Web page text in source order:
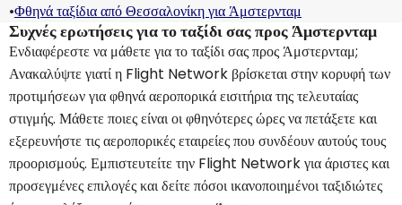
•Φθηνά ταξίδια από Θεσσαλονίκη για Άμστερνταμ
Συχνές ερωτήσεις για το ταξίδι σας προς Άμστερνταμ
Ενδιαφέρεστε να μάθετε για το ταξίδι σας προς Άμστερνταμ;
Ανακαλύψτε γιατί η Flight Network βρίσκεται στην κορυφή των
προτιμήσεων για φθηνά αεροπορικά εισιτήρια της τελευταίας
στιγμής. Μάθετε ποιες είναι οι φθηνότερες ώρες να πετάξετε και
εξερευνήστε τις αεροπορικές εταιρείες που συνδέουν αυτούς τους
προορισμούς. Εμπιστευτείτε την Flight Network για άριστες και
προσεγμένες επιλογές και δείτε πόσοι ικανοποιημένοι ταξιδιώτες